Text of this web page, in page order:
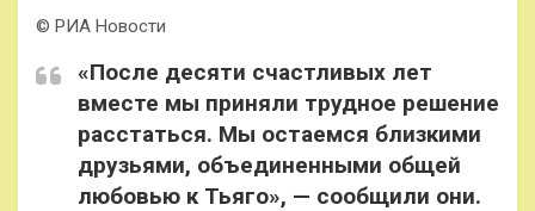
© РИА Новости
«После десяти счастливых лет
вместе мы приняли трудное решение
расстаться. Мы остаемся близкими
друзьями, объединенными общей
любовью к Тьяго», — сообщили они.